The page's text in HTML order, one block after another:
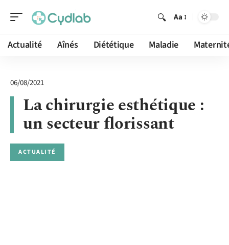
Aa
Actualité Aînés Diététique Maladie
06/08/2021
La chirurgie esthétique :
un secteur florissant
ACTUALITÉ